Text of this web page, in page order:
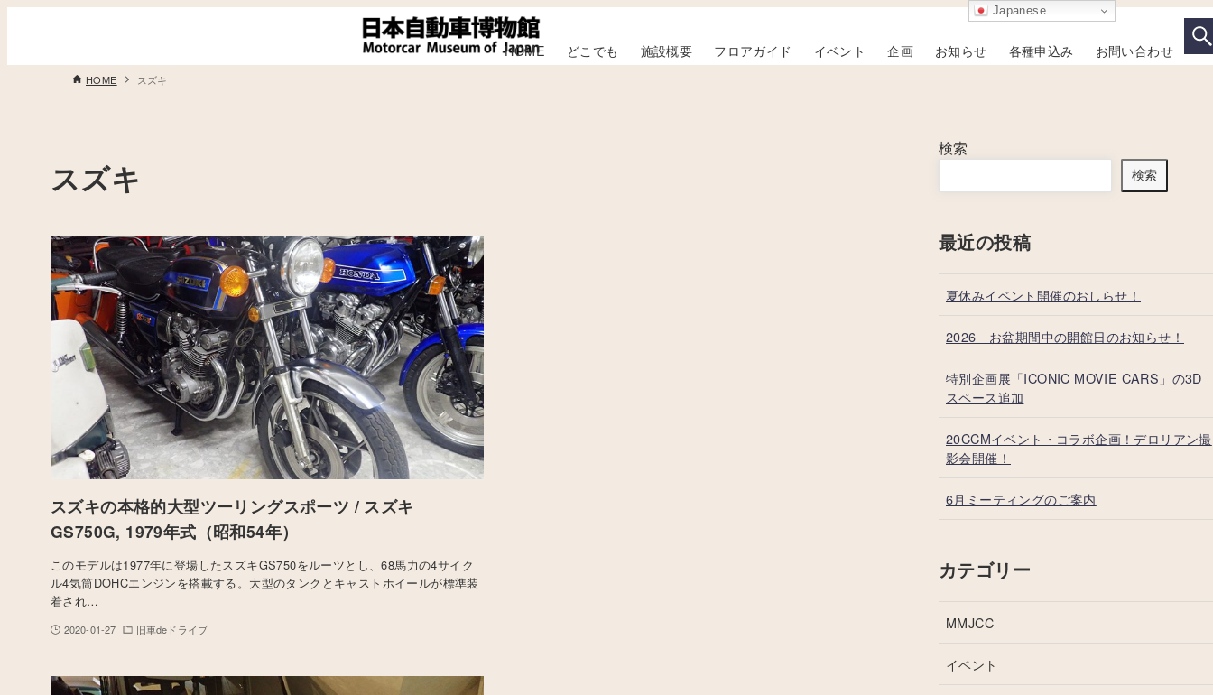
HOME どこでも 施設概要 フロアガイド イベント 企画 お知らせ 各種申込み お問い合わせ
HOME スズキ
スズキ
スズキの本格的大型ツーリングスポーツ / スズキ
GS750G, 1979年式（昭和54年）
このモデルは1977年に登場したスズキGS750をルーツとし、68馬力の4サイク
ル4気筒DOHCエンジンを搭載する。大型のタンクとキャストホイールが標準装
着され…
2020-01-27 旧車deドライブ
検索
検索
最近の投稿
夏休みイベント開催のおしらせ！
2026 お盆期間中の開館日のお知らせ！
特別企画展「ICONIC MOVIE CARS」の3D
スペース追加
20CCMイベント・コラボ企画！デロリアン撮
影会開催！
6月ミーティングのご案内
カテゴリー
MMJCC
イベント
Japanese